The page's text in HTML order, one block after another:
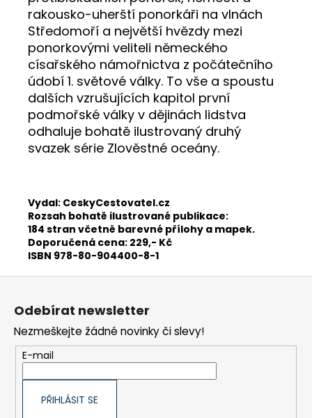
rakousko-uherští ponorkáři na vlnách
Středomoří a největší hvězdy mezi
ponorkovými veliteli německého
císařského námořnictva z počátečního
údobí 1. světové války. To vše a spoustu
dalších vzrušujících kapitol první
podmořské války v dějinách lidstva
odhaluje bohatě ilustrovaný druhý
svazek série Zlověstné oceány.
Vydal: CeskyCestovatel.cz
Rozsah bohatě ilustrované publikace:
184 stran včetně barevné přílohy a mapek.
Doporučená cena: 229,- Kč
ISBN 978-80-904400-8-1
Z
Odebírat newsletter
Nezmeškejte žádné novinky či slevy!
E-mail
PŘIHLÁSIT SE